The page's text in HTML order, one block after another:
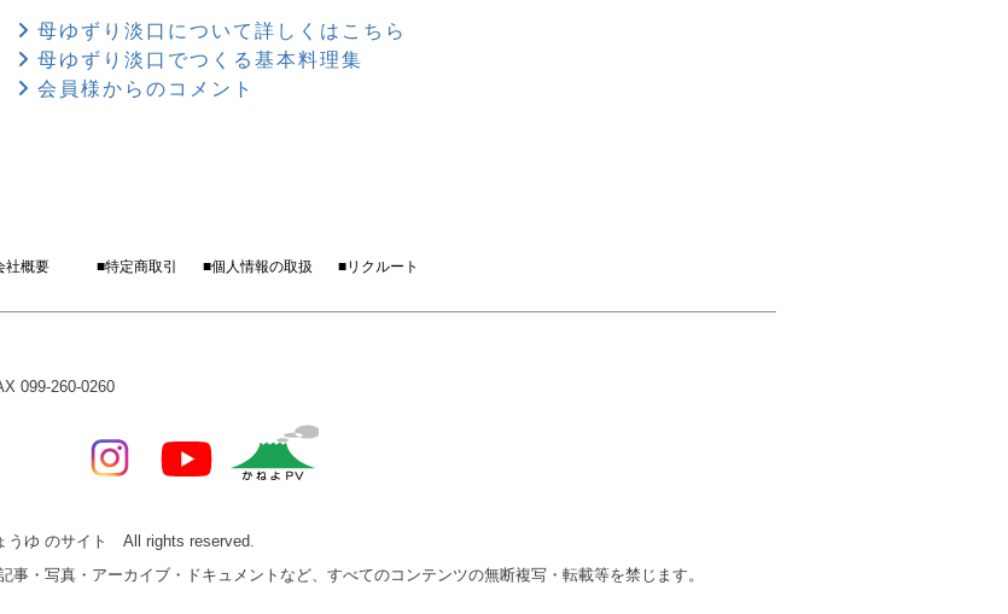
母ゆずり淡口について詳しくはこちら
母ゆずり淡口でつくる基本料理集
会員様からのコメント
社概要 ■特定商取引 ■個人情報の取扱 ■リクルート
099-260-0260
うゆ のサイト All rights reserved.
・写真・アーカイブ・ドキュメントなど、すべてのコンテンツの無断複写・転載等を禁じます。